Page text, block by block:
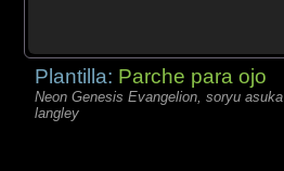
Plantilla: Parche para ojo
Neon Genesis Evangelion, soryu asuka
langley